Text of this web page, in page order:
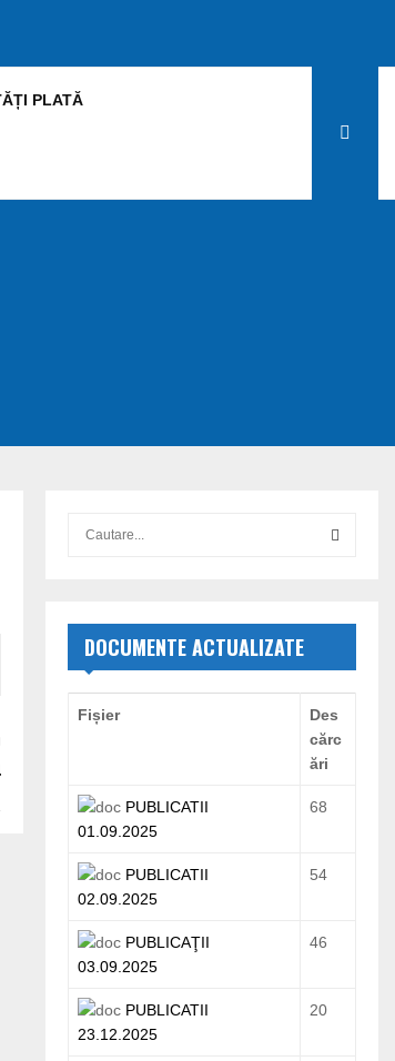
PLATĂ
E
A
R
DOCUMENTE ACTUALIZATE
Fișier
Des
cărc
ări
PUBLICATII
01.09.2025
68
PUBLICATII
02.09.2025
54
PUBLICAŢII
03.09.2025
46
PUBLICATII
23.12.2025
20